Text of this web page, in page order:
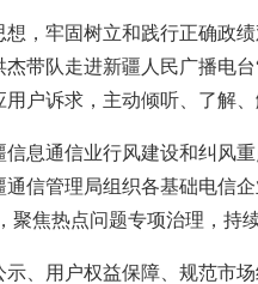
，牢固树立和践行正确政
带队走进新疆人民广播电
户诉求，主动倾听、了解
息通信业行风建设和纠风
信管理局组织各基础电信
聚焦热点问题专项治理，持
、用户权益保障、规范市